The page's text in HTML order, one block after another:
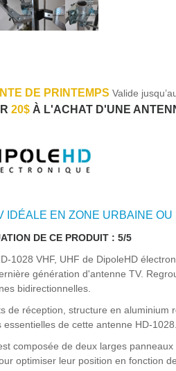
DE PRINTEMPS Valide
20$ À L'ACHAT D'UNE
IDÉALE EN ZONE URBAINE OU
DE CE PRODUIT : 5/5
1028 VHF, UHF de DipoleHD
génération d'antenne TV.
bidirectionnelles.
de réception, structure en
de cette antenne HD-1028.
composée de deux larges
optimiser leur position en fonction